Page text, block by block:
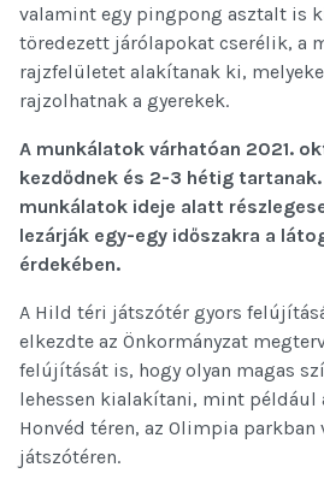
valamint egy pingpong asztalt is
töredezett járólapokat cserélik, a
rajzfelületet alakítanak ki,
rajzolhatnak a gyerekek.
A munkálatok várhatóan 2021.
kezdődnek és 2-3 hétig
munkálatok ideje alatt
lezárják egy-egy időszakra a
érdekében.
A Hild téri játszótér gyors
elkezdte az Önkormányzat
felújítását is, hogy olyan magas
lehessen kialakítani, mint például
Honvéd téren, az Olimpia parkban
játszótéren.